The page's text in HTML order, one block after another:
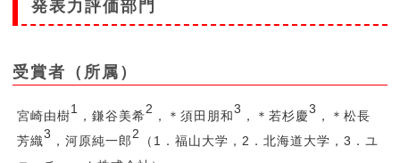
発表力評価部門
受賞者（所属）
宮崎由樹1 ，鎌谷美希2 ，＊須田朋和3 ，＊若杉慶3 ，＊松長
芳織3 ，河原純一郎2
（1．福山大学，2．北海道大学，3．ユ